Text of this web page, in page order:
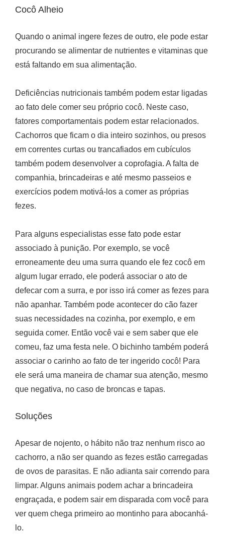
Cocô Alheio
Quando o animal ingere fezes de outro, ele pode estar
procurando se alimentar de nutrientes e vitaminas que
está faltando em sua alimentação.
Deficiências nutricionais também podem estar ligadas
ao fato dele comer seu próprio cocô. Neste caso,
fatores comportamentais podem estar relacionados.
Cachorros que ficam o dia inteiro sozinhos, ou presos
em correntes curtas ou trancafiados em cubículos
também podem desenvolver a coprofagia. A falta de
companhia, brincadeiras e até mesmo passeios e
exercícios podem motivá-los a comer as próprias
fezes.
Para alguns especialistas esse fato pode estar
associado à punição. Por exemplo, se você
erroneamente deu uma surra quando ele fez cocô em
algum lugar errado, ele poderá associar o ato de
defecar com a surra, e por isso irá comer as fezes para
não apanhar. Também pode acontecer do cão fazer
suas necessidades na cozinha, por exemplo, e em
seguida comer. Então você vai e sem saber que ele
comeu, faz uma festa nele. O bichinho também poderá
associar o carinho ao fato de ter ingerido cocô! Para
ele será uma maneira de chamar sua atenção, mesmo
que negativa, no caso de broncas e tapas.
Soluções
Apesar de nojento, o hábito não traz nenhum risco ao
cachorro, a não ser quando as fezes estão carregadas
de ovos de parasitas. E não adianta sair correndo para
limpar. Alguns animais podem achar a brincadeira
engraçada, e podem sair em disparada com você para
ver quem chega primeiro ao montinho para abocanhá-
lo.